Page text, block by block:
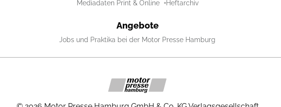
Mediadaten Print & Online Heftarchiv
Angebote
Jobs und Praktika bei der Motor Presse Hamburg